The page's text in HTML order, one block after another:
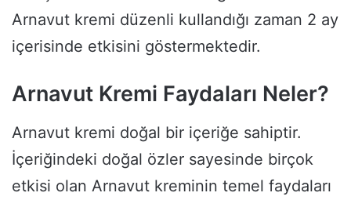
Arnavut kremi düzenli kullandığı zaman 2 ay
içerisinde etkisini göstermektedir.
Arnavut Kremi Faydaları Neler?
Arnavut kremi doğal bir içeriğe sahiptir.
İçeriğindeki doğal özler sayesinde birçok
etkisi olan Arnavut kreminin temel faydaları